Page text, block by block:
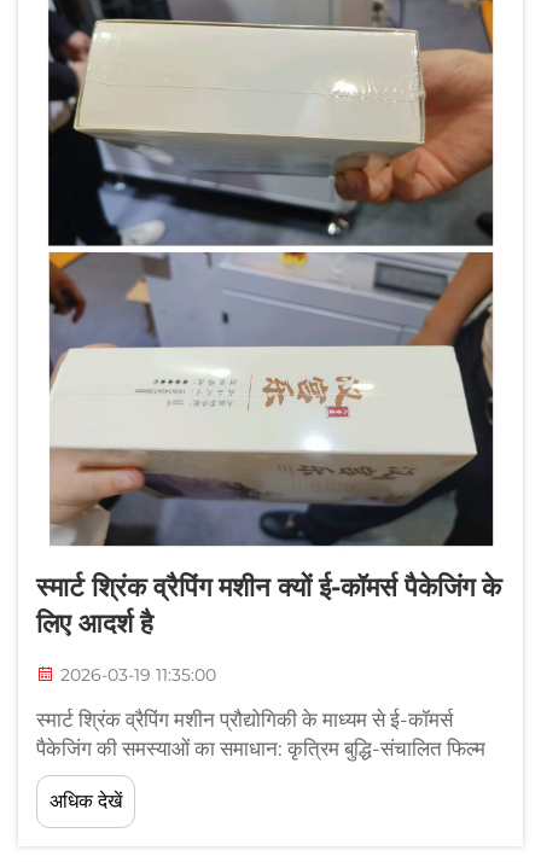
स्मार्ट श्रिंक व्रैपिंग मशीन क्यों ई-कॉमर्स पैकेजिंग के
लिए आदर्श है
2026-03-19 11:35:00
स्मार्ट श्रिंक व्रैपिंग मशीन प्रौद्योगिकी के माध्यम से ई-कॉमर्स
पैकेजिंग की समस्याओं का समाधान: कृत्रिम बुद्धि-संचालित फिल्म
तनाव नियंत्रण के माध्यम से परिवहन स्थायित्व और तापमान
प्रतिरोध को सुनिश्चित करना: जब ई-कॉमर्स पैकेज आपूर्ति श्रृंखला
के माध्यम से अपना मार्ग तय करते हैं, तो वे...
अधिक देखें